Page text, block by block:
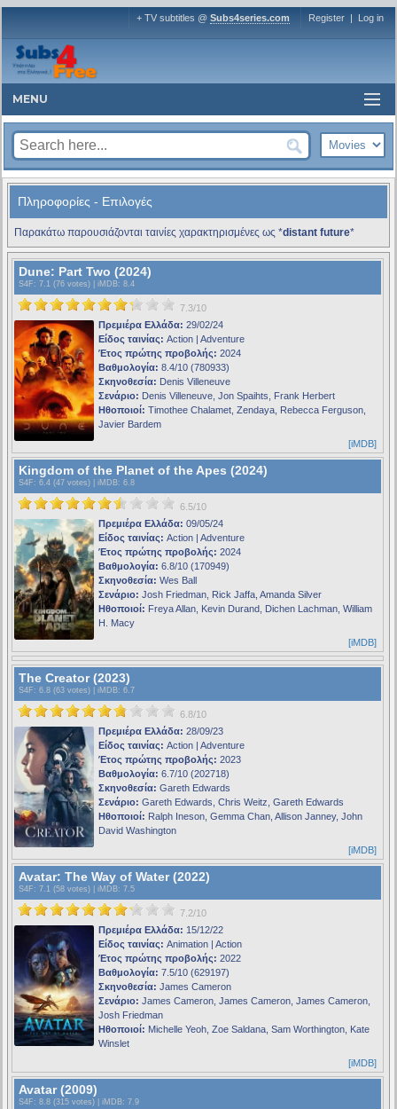
+ TV subtitles @ Subs4series.com Register | Log in
MENU
Πληροφορίες - Επιλογές
Παρακάτω παρουσιάζονται ταινίες χαρακτηρισμένες ως *distant future*
Dune: Part Two (2024)
S4F : 7.1 (76 votes) | iMDB: 8.4
7.3/10
Πρεμιέρα Ελλάδα: 29/02/24
Είδος ταινίας: Action | Adventure
Έτος πρώτης προβολής: 2024
Βαθμολογία: 8.4/10 (780933)
Σκηνοθεσία: Denis Villeneuve
Σενάριο: Denis Villeneuve, Jon Spaihts, Frank Herbert
Ηθοποιοί: Timothee Chalamet, Zendaya, Rebecca Ferguson,
Javier Bardem
[iMDB]
Kingdom of the Planet of the Apes (2024)
S4F : 6.4 (47 votes) | iMDB: 6.8
6.5/10
Πρεμιέρα Ελλάδα: 09/05/24
Είδος ταινίας: Action | Adventure
Έτος πρώτης προβολής: 2024
Βαθμολογία: 6.8/10 (170949)
Σκηνοθεσία: Wes Ball
Σενάριο: Josh Friedman, Rick Jaffa, Amanda Silver
Ηθοποιοί: Freya Allan, Kevin Durand, Dichen Lachman, William
H. Macy
[iMDB]
The Creator (2023)
S4F : 6.8 (63 votes) | iMDB: 6.7
6.8/10
Πρεμιέρα Ελλάδα: 28/09/23
Είδος ταινίας: Action | Adventure
Έτος πρώτης προβολής: 2023
Βαθμολογία: 6.7/10 (202718)
Σκηνοθεσία: Gareth Edwards
Σενάριο: Gareth Edwards, Chris Weitz, Gareth Edwards
Ηθοποιοί: Ralph Ineson, Gemma Chan, Allison Janney, John
David Washington
[iMDB]
Avatar: The Way of Water (2022)
S4F : 7.1 (58 votes) | iMDB: 7.5
7.2/10
Πρεμιέρα Ελλάδα: 15/12/22
Είδος ταινίας: Animation | Action
Έτος πρώτης προβολής: 2022
Βαθμολογία: 7.5/10 (629197)
Σκηνοθεσία: James Cameron
Σενάριο: James Cameron, James Cameron, James Cameron,
Josh Friedman
Ηθοποιοί: Michelle Yeoh, Zoe Saldana, Sam Worthington, Kate
Winslet
[iMDB]
Avatar (2009)
S4F : 8.8 (315 votes) | iMDB: 7.9